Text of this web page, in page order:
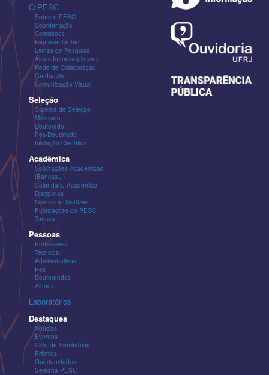
O PESC
Sobre o PESC
Coordenação
Comissões
Representantes
Linhas de Pesquisa
Áreas Interdisciplinares
Rede de Colaboração
Graduação
Comunicação Visual
Seleção
Sistema de Seleção
Mestrado
Doutorado
Pós-Doutorado
Iniciação Científica
Acadêmica
Solicitações Acadêmicas
(Bancas...)
Calendário Acadêmico
Disciplinas
Normas e Diretrizes
Publicações do PESC
Turmas
Pessoas
Professores
Técnicos-
Administrativos
Pós-
Doutorandos
Alunos
Laboratórios
Destaques
Notícias
Eventos
Ciclo de Seminários
Prêmios
Oportunidades
Semana PESC